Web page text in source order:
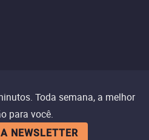
Toda semana, a melhor
para você.
NEWSLETTER